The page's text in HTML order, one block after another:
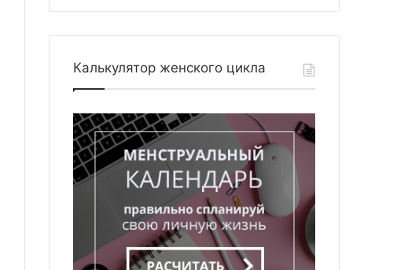
Калькулятор женского цикла